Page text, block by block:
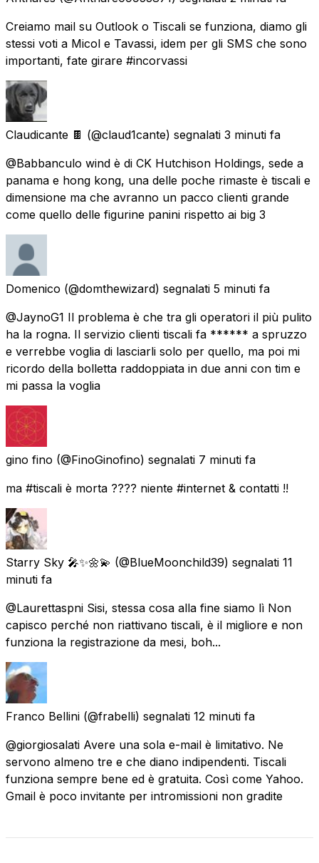
Creiamo mail su Outlook o Tiscali se funziona, diamo gli
stessi voti a Micol e Tavassi, idem per gli SMS che sono
importanti, fate girare #incorvassi
Claudicante 🍫 (@claud1cante) segnalati 3 minuti fa
@Babbanculo wind è di CK Hutchison Holdings, sede a
panama e hong kong, una delle poche rimaste è tiscali e
dimensione ma che avranno un pacco clienti grande
come quello delle figurine panini rispetto ai big 3
Domenico (@domthewizard) segnalati 5 minuti fa
@JaynoG1 Il problema è che tra gli operatori il più pulito
ha la rogna. Il servizio clienti tiscali fa ****** a spruzzo
e verrebbe voglia di lasciarli solo per quello, ma poi mi
ricordo della bolletta raddoppiata in due anni con tim e
mi passa la voglia
gino fino (@FinoGinofino) segnalati 7 minuti fa
ma #tiscali è morta ???? niente #internet & contatti !!
Starry Sky 🎤✨🌼💫 (@BlueMoonchild39) segnalati 11
minuti fa
@Laurettaspni Sisi, stessa cosa alla fine siamo lì Non
capisco perché non riattivano tiscali, è il migliore e non
funziona la registrazione da mesi, boh...
Franco Bellini (@frabelli) segnalati 12 minuti fa
@giorgiosalati Avere una sola e-mail è limitativo. Ne
servono almeno tre e che diano indipendenti. Tiscali
funziona sempre bene ed è gratuita. Così come Yahoo.
Gmail è poco invitante per intromissioni non gradite